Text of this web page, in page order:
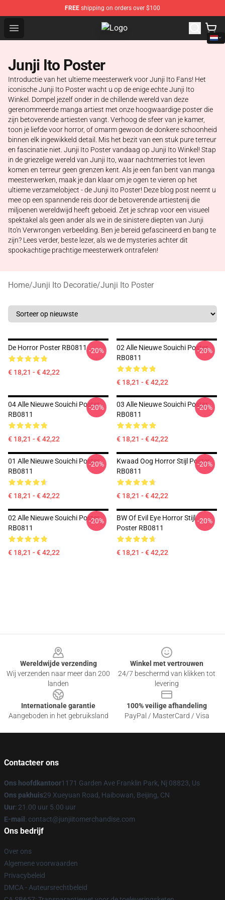
FREE shipping on orders over $100
Open menu Junji Ito Store - Official Junji Ito
Junji Ito Poster
Introductie van het ultieme meesterwerk voor Junji Ito Fans! Het
iconische Junji Ito Poster wacht u op de enige echte Junji Ito
Winkel. Dompel jezelf onder in de chillende wereld van deze
gerenommeerde manga artiest met onze hoogwaardige poster die
zijn betoverende artiesten vangt. Verhoog de sfeer van je kamer,
toon je liefde voor horror, of omarm gewoon de donkere schoonheid
binnen elk ingewikkeld detail. Mis het bezit van een stuk pure terreur
en fascinatie niet. Junji Ito Poster vandaag op Junji Ito Winkel! Stap
in de griezelige wereld van Junji Ito, waar nachtmerries tot leven
komen en terreur geen grenzen kent. Als je een fan bent van manga
meesterwerken, maak je dan klaar om je ogen te vieren op het
ultieme verzamelobject - de Junji Ito Poster! Deze blog post neemt u
mee op een spannende reis door de betoverende artiestenij die
miljoenen wereldwijd heeft geboeid. Zet je schrap voor een visueel
spektakel als geen ander als we in de sinistere diepten van Junji
Ito'n Verwrongen verbeelding. Ben je bereid gefascineerd en bang te
zijn? Lees verder, beste lezer, als we de mysteries achter dit
spookachtige prachtige meesterwerk ontrafelen!
Home/Junji Ito Decoratie/Junji Ito Poster
De Horror Poster RB0811
€ 18,21 - € 42,22
-20%
02 Alle Nieuwe Souichi Poster
RB0811
€ 18,21 - € 42,22
-20%
04 Alle Nieuwe Souichi Poster
RB0811
€ 18,21 - € 42,22
-20%
03 Alle Nieuwe Souichi Poster
RB0811
€ 18,21 - € 42,22
-20%
01 Alle Nieuwe Souichi Poster
RB0811
€ 18,21 - € 42,22
-20%
Kwaad Oog Horror Stijl Poster
RB0811
€ 18,21 - € 42,22
-20%
02 Alle Nieuwe Souichi Poster
RB0811
€ 18,21 - € 42,22
-20%
BW Of Evil Eye Horror Stijl
Poster RB0811
€ 18,21 - € 42,22
-20%
Wereldwijde verzending
Wij verzenden naar meer dan 200
landen
Winkel met vertrouwen
24/7 beschermd van klikken tot
levering
Internationale garantie
Aangeboden in het gebruiksland
100% veilige afhandeling
PayPal / MasterCard / Visa
Contacteer ons
Ons hoofdkantoor1171 Garden Ave Franklin Park, Nj 08823, Us
Ons pakhuis29 Xueyuan Road, Haibowan, Beijing, CN
Uur: 21.00 uur 5.00 uur
E-mail : contact@junjiitomerchandise.com
Ons bedrijf
Over ons
Algemene voorwaarden
Privacybeleid
DMCA - Auteursrechtbeleid